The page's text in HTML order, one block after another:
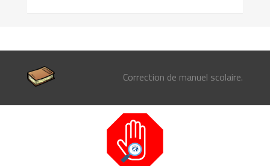
Correction de manuel scolaire.